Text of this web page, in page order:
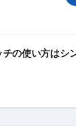
新春スペシャ
梅干しを毎日
の使い方はシ